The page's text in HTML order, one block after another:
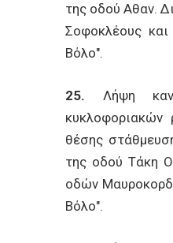
της οδού Αθαν.
Σοφοκλέους
Βόλο".
25. Λήψη
κυκλοφοριακών
θέσης
της οδού Τάκη
οδών
Βόλο".